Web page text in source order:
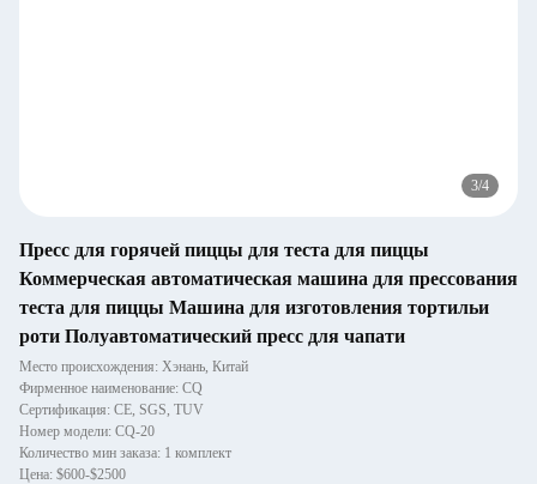
3/4
Пресс для горячей пиццы для теста для пиццы
Коммерческая автоматическая машина для прессования
теста для пиццы Машина для изготовления тортильи
роти Полуавтоматический пресс для чапати
Место происхождения: Хэнань, Китай
Фирменное наименование: CQ
Сертификация: CE, SGS, TUV
Номер модели: CQ-20
Количество мин заказа: 1 комплект
Цена: $600-$2500